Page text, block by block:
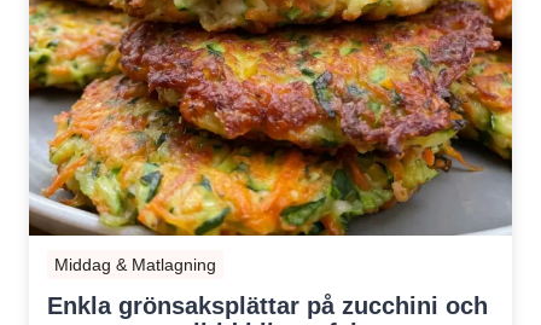
Middag & Matlagning
Enkla grönsaksplättar på zucchini och